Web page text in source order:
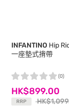
INFANTINO Hip
一座墊式揹帶
HK$899.00
RRP
(0)